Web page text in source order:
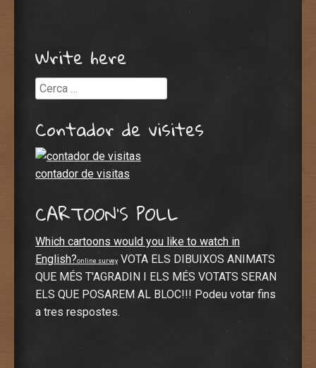
Write here
Cerca
Contador de visites
contador de visitas
CARTOON’S POLL
Which cartoons would you like to watch in
English?online survey VOTA ELS DIBUIXOS ANIMATS
QUE MÉS T'AGRADIN I ELS MÉS VOTATS SERAN
ELS QUE POSAREM AL BLOC!!! Podeu votar fins
a tres respostes.